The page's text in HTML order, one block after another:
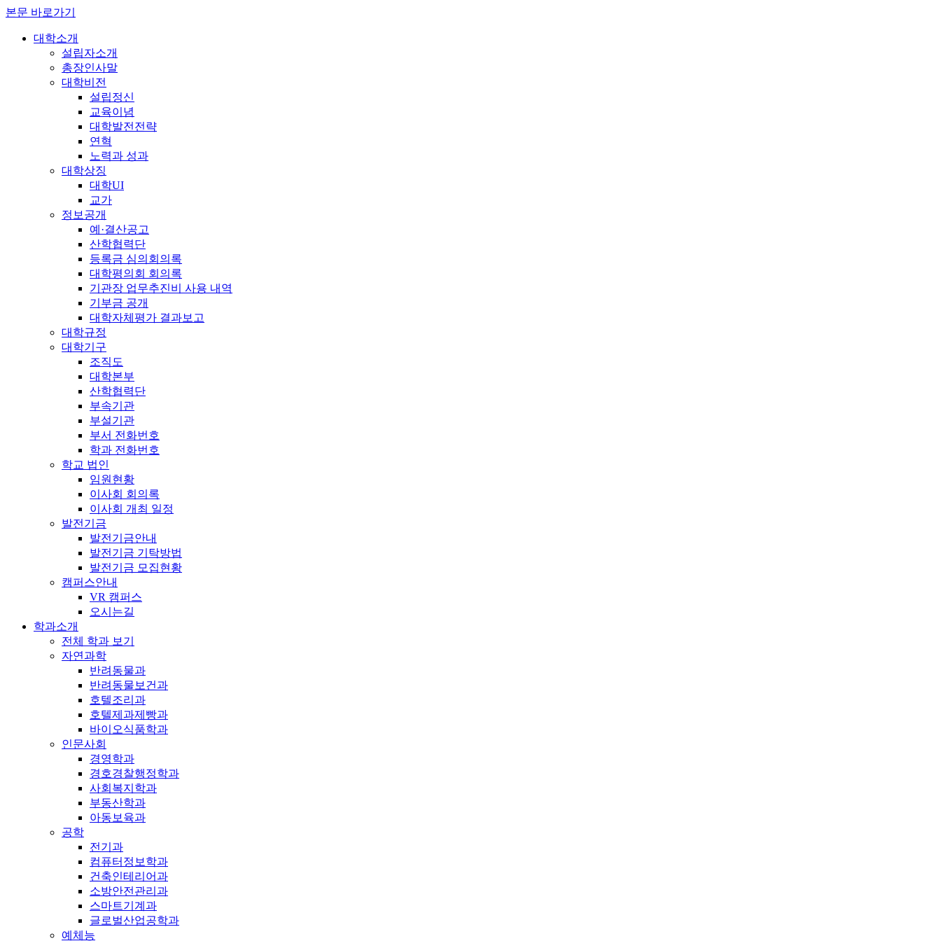
본문 바로가기
대학소개
설립자소개
총장인사말
대학비전
설립정신
교육이념
대학발전전략
연혁
노력과 성과
대학상징
대학UI
교가
정보공개
예·결산공고
산학협력단
등록금 심의회의록
대학평의회 회의록
기관장 업무추진비 사용 내역
기부금 공개
대학자체평가 결과보고
대학규정
대학기구
조직도
대학본부
산학협력단
부속기관
부설기관
부서 전화번호
학과 전화번호
학교 법인
임원현황
이사회 회의록
이사회 개최 일정
발전기금
발전기금안내
발전기금 기탁방법
발전기금 모집현황
캠퍼스안내
VR 캠퍼스
오시는길
학과소개
전체 학과 보기
자연과학
반려동물과
반려동물보건과
호텔조리과
호텔제과제빵과
바이오식품학과
인문사회
경영학과
경호경찰행정학과
사회복지학과
부동산학과
아동보육과
공학
전기과
컴퓨터정보학과
건축인테리어과
소방안전관리과
스마트기계과
글로벌산업공학과
예체능